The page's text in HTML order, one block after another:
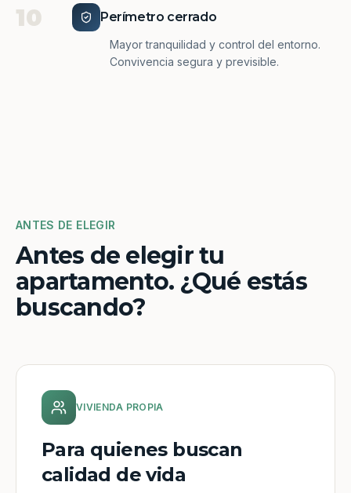
10 Perímetro cerrado
Mayor tranquilidad y control del entorno.
Convivencia segura y previsible.
ANTES DE ELEGIR
Antes de elegir tu
apartamento. ¿Qué estás
buscando?
VIVIENDA PROPIA
Para quienes buscan
calidad de vida